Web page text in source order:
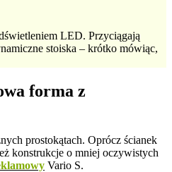
LED. Przyciągają
stoiska – krótko mówiąc,
forma z
prostokątach. Oprócz ścianek
konstrukcje o mniej oczywistych
Vario S.